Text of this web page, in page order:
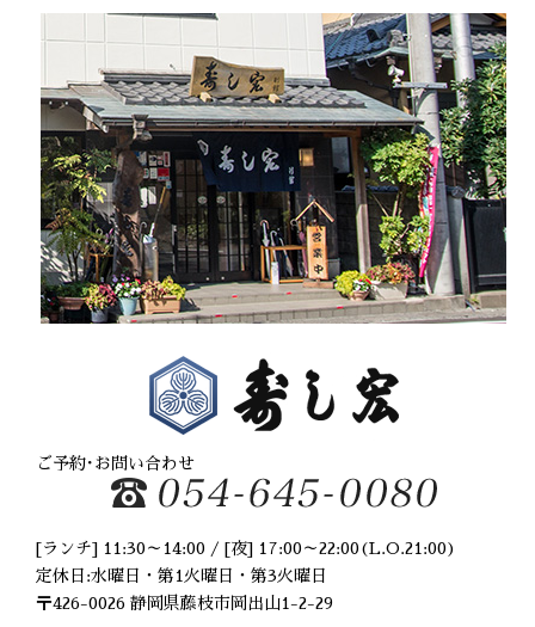
2021年9月
(2)
2021年8月(3)
2021年5月(1)
2021年2月(1)
2020年12月(1)
2020年10月
(2)
2020年8月(2)
2020年6月(2)
2020年5月 (1)
2020年4月(3)
2020年2月(1)
2020年1月(1)
2019年10月
(1)
2019年9月
(2)
2019年8月
2019年5月(1)
2019年2月(1)
2019年1月(2)
2018年11月
(3)
ご予約･お問い合わせ
[ランチ] 11:30～14:00 / [夜] 17:00～22:00(L.O.21:00)
定休日:水曜日・第1火曜日・第3火曜日
〒426-0026 静岡県藤枝市岡出山1-2-29